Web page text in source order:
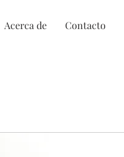
Acerca de Contacto